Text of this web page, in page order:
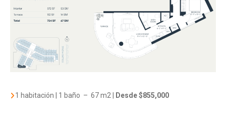
1 habitación | 1 baño – 67 m2 | Desde $855,000